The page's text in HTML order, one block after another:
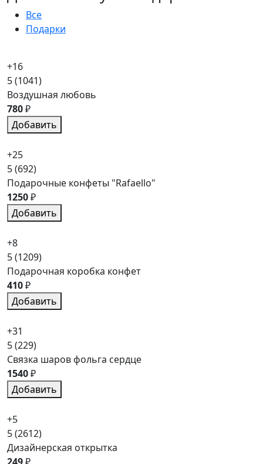
Все
Подарки
+16
5(1041)
Воздушная любовь
780₽
Добавить
+25
5(692)
Подарочные конфеты "Rafaello"
1250₽
Добавить
+8
5(1209)
Подарочная коробка конфет
410₽
Добавить
+31
5(229)
Связка шаров фольга сердце
1540₽
Добавить
+5
5(2612)
Дизайнерская открытка